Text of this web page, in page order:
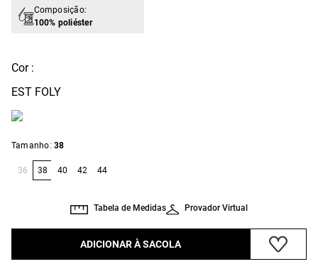
Composição:
100% poliéster
Cor :
EST FOLY
Tamanho: 38
36 38 40 42 44
Provador Virtual
Tabela de Medidas
ADICIONAR À SACOLA
jeans
camisa